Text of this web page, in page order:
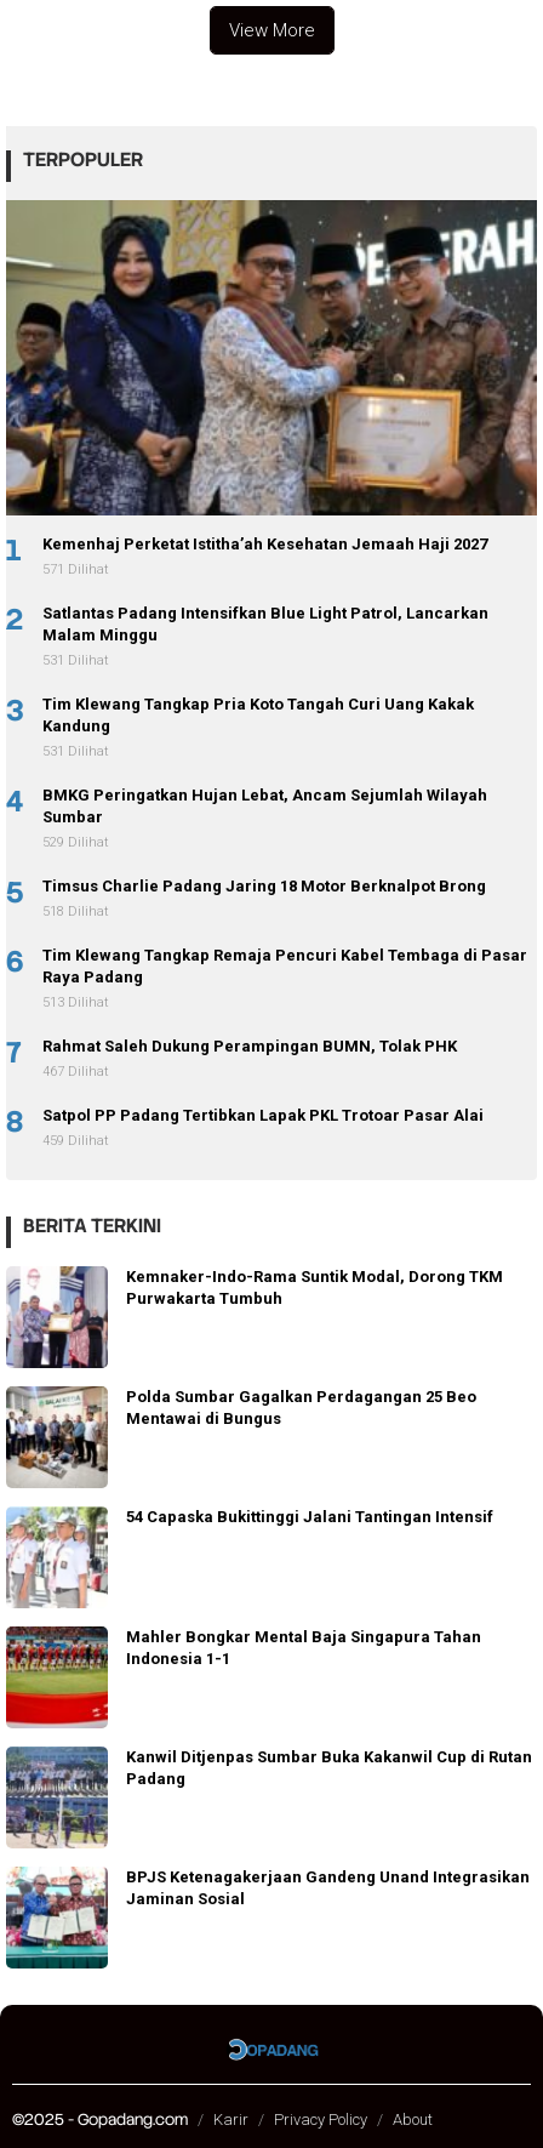
View More
TERPOPULER
1 Kemenhaj Perketat Istitha’ah Kesehatan Jemaah Haji 2027
571 Dilihat
2
Satlantas Padang Intensifkan Blue Light Patrol, Lancarkan
Malam Minggu
531 Dilihat
3
Tim Klewang Tangkap Pria Koto Tangah Curi Uang Kakak
Kandung
531 Dilihat
4
BMKG Peringatkan Hujan Lebat, Ancam Sejumlah Wilayah
Sumbar
529 Dilihat
5 Timsus Charlie Padang Jaring 18 Motor Berknalpot Brong
518 Dilihat
6
Tim Klewang Tangkap Remaja Pencuri Kabel Tembaga di Pasar
Raya Padang
513 Dilihat
7 Rahmat Saleh Dukung Perampingan BUMN, Tolak PHK
467 Dilihat
8 Satpol PP Padang Tertibkan Lapak PKL Trotoar Pasar Alai
459 Dilihat
BERITA TERKINI
Kemnaker-Indo-Rama Suntik Modal, Dorong TKM
Purwakarta Tumbuh
Polda Sumbar Gagalkan Perdagangan 25 Beo
Mentawai di Bungus
54 Capaska Bukittinggi Jalani Tantingan Intensif
Mahler Bongkar Mental Baja Singapura Tahan
Indonesia 1-1
Kanwil Ditjenpas Sumbar Buka Kakanwil Cup di Rutan
Padang
BPJS Ketenagakerjaan Gandeng Unand Integrasikan
Jaminan Sosial
©2025 - Gopadang.com Karir Privacy Policy About